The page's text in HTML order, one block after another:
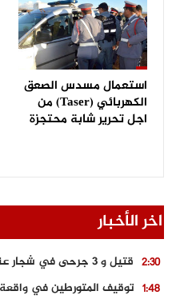
استعمال مسدس الصعق
الكهربائي (Taser) من
اجل تحرير شابة محتجزة
اخر الأخبار
2:30 قتيل و 3 جرحى في شجار عنيف بحفل زفاف بسوق اليبت
1:48